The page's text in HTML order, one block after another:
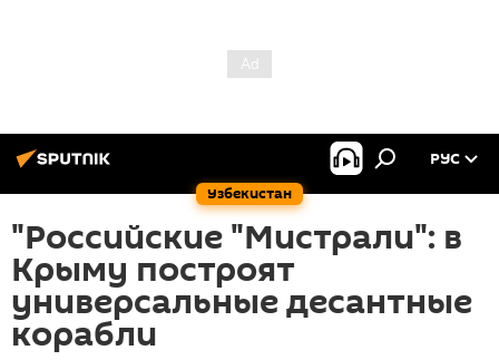
Узбекистан
РУС
"Российские "Мистрали": в
Крыму построят
универсальные десантные
корабли